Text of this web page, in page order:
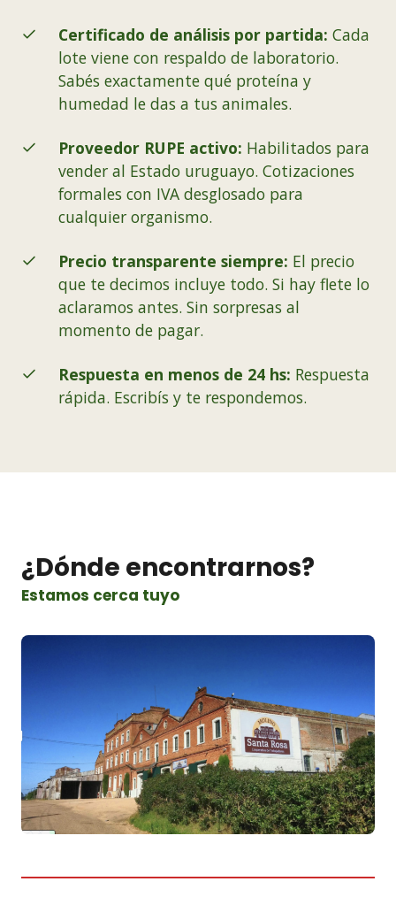
Certificado de análisis por partida: Cada
lote viene con respaldo de laboratorio.
Sabés exactamente qué proteína y
humedad le das a tus animales.
Proveedor RUPE activo: Habilitados para
vender al Estado uruguayo. Cotizaciones
formales con IVA desglosado para
cualquier organismo.
Precio transparente siempre: El precio
que te decimos incluye todo. Si hay flete lo
aclaramos antes. Sin sorpresas al
momento de pagar.
Respuesta en menos de 24 hs: Respuesta
rápida. Escribís y te respondemos.
¿Dónde encontrarnos?
Estamos cerca tuyo